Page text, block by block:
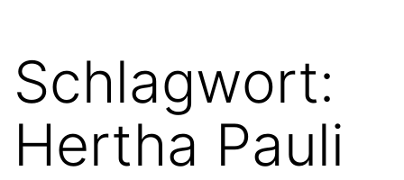
Schlagwort:
Hertha Pauli